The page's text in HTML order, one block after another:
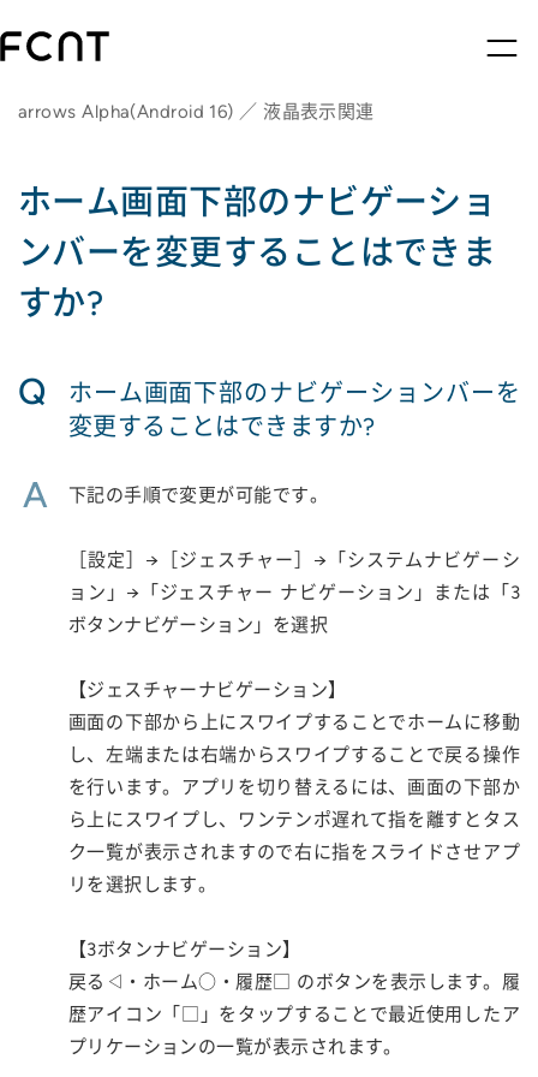
arrows Alpha(Android 16) ／ 液晶表示関連
ホーム画面下部のナビゲーショ
ンバーを変更することはできま
すか?
Q
ホーム画面下部のナビゲーションバーを
変更することはできますか?
A 下記の手順で変更が可能です。
［設定］→［ジェスチャー］→「システムナビゲーシ
ョン」→「ジェスチャー ナビゲーション」または「3
ボタンナビゲーション」を選択
【ジェスチャーナビゲーション】
画面の下部から上にスワイプすることでホームに移動
し、左端または右端からスワイプすることで戻る操作
を行います。アプリを切り替えるには、画面の下部か
ら上にスワイプし、ワンテンポ遅れて指を離すとタス
ク一覧が表示されますので右に指をスライドさせアプ
リを選択します。
【3ボタンナビゲーション】
戻る◁・ホーム○・履歴□ のボタンを表示します。履
歴アイコン「□」をタップすることで最近使用したア
プリケーションの一覧が表示されます。